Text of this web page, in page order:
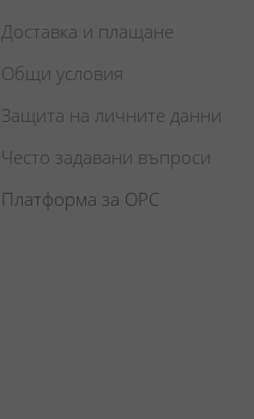
Доставка и плащане
Общи условия
Защита на личните данни
Често задавани въпроси
Платформа за ОРС